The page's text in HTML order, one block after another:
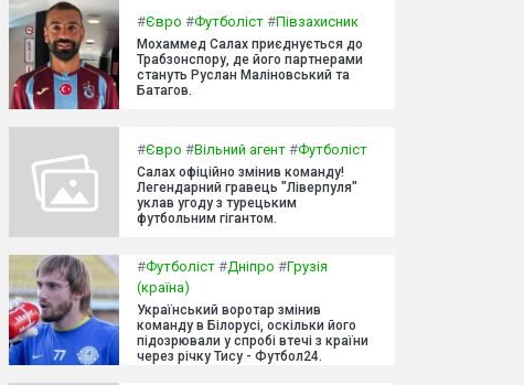
#Євро #Футболіст #Півзахисник
Мохаммед Салах приєднується до
Трабзонспору, де його партнерами
стануть Руслан Маліновський та
Батагов.
#Євро #Вільний агент #Футболіст
Салах офіційно змінив команду!
Легендарний гравець "Ліверпуля"
уклав угоду з турецьким
футбольним гігантом.
#Футболіст #Дніпро #Грузія
(країна)
Український воротар змінив
команду в Білорусі, оскільки його
підозрювали у спробі втечі з країни
через річку Тису - Футбол24.